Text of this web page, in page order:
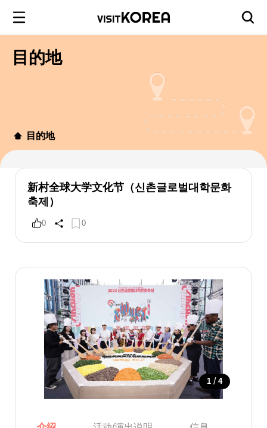
目的地
目的地
新村全球大学文化节（신촌글로벌대학문화
축제）
0 0
1 / 4